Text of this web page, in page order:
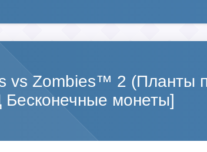
vs Zombies™ 2 (Планты
монеты]